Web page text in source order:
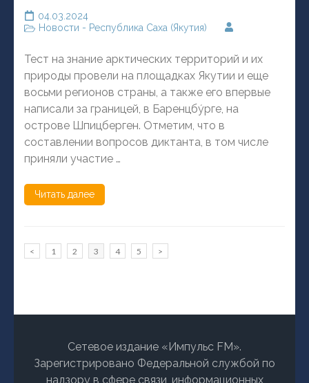
04.03.2024
Новости - Республика Саха (Якутия)
Тест на знание арктических территорий и их
природы провели на площадках Якутии и еще
восьми регионов страны, а также его впервые
написали за границей, в Баренцбу́рге, на
острове Шпицберген. Отметим, что в
составлении вопросов диктанта, в том числе
приняли участие …
Читать далее
Пагинация
< Страница
1 Страница
2 Страница
3 Страница
4 Страница
5 >
Сетевое издание «Импульс FM».
Зарегистрировано Федеральной службой по
надзору в сфере связи, информационных